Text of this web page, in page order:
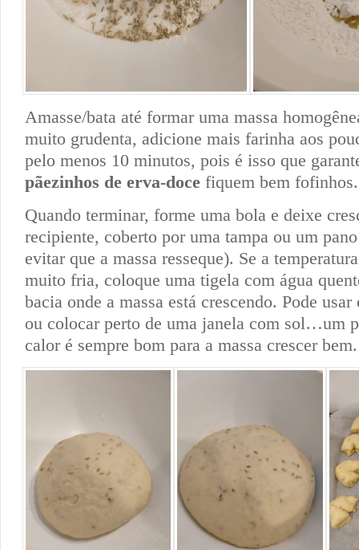
Amasse/bata até formar uma massa
muito grudenta, adicione mais farinha aos
pelo menos 10 minutos, pois é isso que
pãezinhos de erva-doce fiquem bem fofinhos.
Quando terminar, forme uma bola e deixe
recipiente, coberto por uma tampa ou um
evitar que a massa resseque). Se a
muito fria, coloque uma tigela com água
bacia onde a massa está crescendo. Pode
ou colocar perto de uma janela com sol…um
calor é sempre bom para a massa crescer bem.